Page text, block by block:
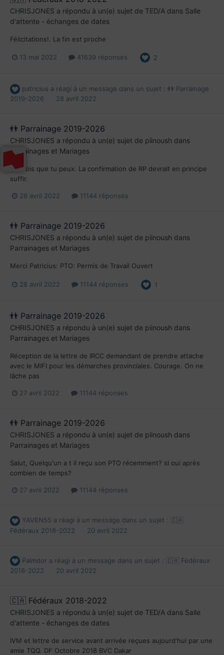
CHRISJONES a répondu à un(e) sujet de TED/A dans Salle
d'attente - échanges de dates
Félicitations!. La fin est proche
13 mai 2022 41639 réponses 2
patricius a réagi à un message dans un sujet : 👬 Parrainage
2019-2026
28 avril 2022
👬 Parrainage 2019-2026
CHRISJONES a répondu à un(e) sujet de piinoush dans
Parrainages et Mariages
Je crois que tu peux. La confirmation de RP devrait en principe
suffir.
28 avril 2022 11144 réponses
👬 Parrainage 2019-2026
CHRISJONES a répondu à un(e) sujet de piinoush dans
Parrainages et Mariages
Merci Patricius: PTO: Permis de Travail Ouvert
28 avril 2022 11144 réponses 1
👬 Parrainage 2019-2026
CHRISJONES a répondu à un(e) sujet de piinoush dans
Parrainages et Mariages
Réception de la lettre de IRCC demandant de prendre attache
avec le MIFI pour les démarches provinciales. Courage. On ne
lâche pas
27 avril 2022 11144 réponses
👬 Parrainage 2019-2026
CHRISJONES a répondu à un(e) sujet de piinoush dans
Parrainages et Mariages
Salut, Quelqu'un a t il reçu son PTO récemment? si oui après
combien de temps?
27 avril 2022 11144 réponses
YAVEN55 a réagi à un message dans un sujet :
🇨🇦
Fédéraux 2018-2022
20 avril 2022
Palmdor a réagi à un message dans un sujet :
🇨🇦 Fédéraux
2018-2022
20 avril 2022
🇨🇦 Fédéraux 2018-2022
CHRISJONES a répondu à un(e) sujet de TED/A dans Salle
d'attente - échanges de dates
IVM et lettre de service avant arrivée reçues aujourd'hui par une
amie TQQ. DF Octobre 2018 BVC Dakar